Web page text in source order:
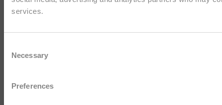
services.
Selection
Necessary
Preferences